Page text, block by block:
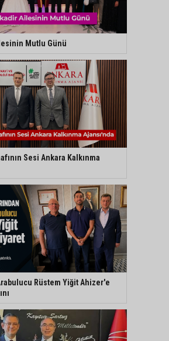
Mutlu Günü
Sesi Ankara Kalkınma
Rüstem Yiğit Ahizer'e